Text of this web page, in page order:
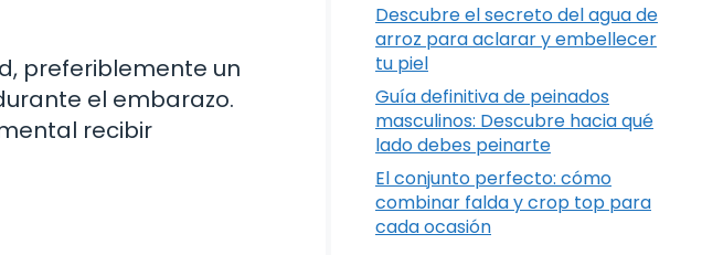
preferiblemente un
el embarazo.
recibir
Descubre el secreto del agua de
arroz para aclarar y embellecer
tu piel
Guía definitiva de peinados
masculinos: Descubre hacia qué
lado debes peinarte
El conjunto perfecto: cómo
combinar falda y crop top para
cada ocasión